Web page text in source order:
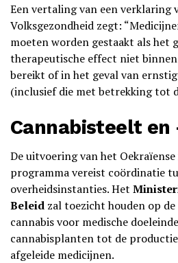
Een vertaling van een verklaring
Volksgezondheid zegt:
moeten worden gestaakt als het
therapeutische effect niet
bereikt of in het geval van
(inclusief die met betrekking tot
Cannabisteelt
De uitvoering van het Oekraïense
programma vereist coördinatie
overheidsinstanties. Het
Beleid zal toezicht houden op
cannabis voor medische
cannabisplanten tot de
afgeleide medicijnen.